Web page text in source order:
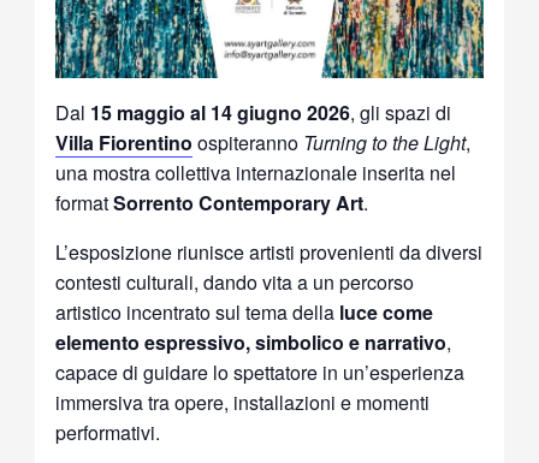
Dal 15 maggio al 14 giugno 2026, gli spazi di
Villa Fiorentino ospiteranno Turning to the Light,
una mostra collettiva internazionale inserita nel
formatSorrento Contemporary Art.
L’esposizione riunisce artisti provenienti da diversi
contesti culturali, dando vita a un percorso
artistico incentrato sul tema della luce come
elemento espressivo, simbolico e narrativo,
capace di guidare lo spettatore in un’esperienza
immersiva tra opere, installazioni e momenti
performativi.